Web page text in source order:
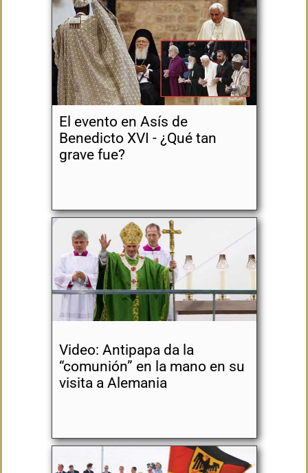
El evento en Asís de
Benedicto XVI - ¿Qué tan
grave fue?
Video: Antipapa da la
“comunión” en la mano en su
visita a Alemania